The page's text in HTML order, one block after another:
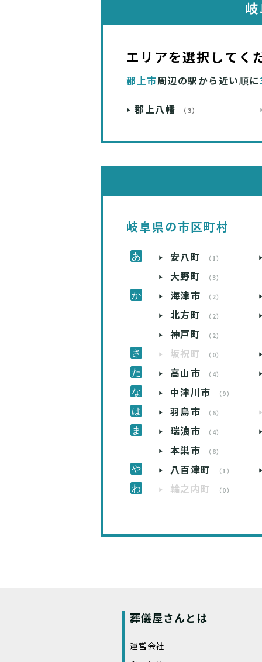
エリアを選択してく
郡上市周辺の駅から近い順に
郡上八幡 （3）
岐阜県の市区町村
安八町 （1）
大野町 （3）
海津市 （2）
北方町 （2）
神戸町 （2）
坂祝町 （0）
高山市 （4）
中津川市 （9）
羽島市 （6）
瑞浪市 （4）
本巣市 （8）
八百津町 （1）
輪之内町 （0）
葬儀屋さんとは
運営会社